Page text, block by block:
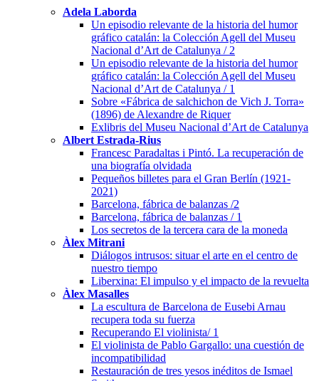
Adela Laborda
Un episodio relevante de la historia del humor
gráfico catalán: la Colección Agell del Museu
Nacional d’Art de Catalunya / 2
Un episodio relevante de la historia del humor
gráfico catalán: la Colección Agell del Museu
Nacional d’Art de Catalunya / 1
Sobre «Fábrica de salchichon de Vich J. Torra»
(1896) de Alexandre de Riquer
Exlibris del Museu Nacional d’Art de Catalunya
Albert Estrada-Rius
Francesc Paradaltas i Pintó. La recuperación de
una biografía olvidada
Pequeños billetes para el Gran Berlín (1921-
2021)
Barcelona, fábrica de balanzas /2
Barcelona, fábrica de balanzas / 1
Los secretos de la tercera cara de la moneda
Àlex Mitrani
Diálogos intrusos: situar el arte en el centro de
nuestro tiempo
Liberxina: El impulso y el impacto de la revuelta
Àlex Masalles
La escultura de Barcelona de Eusebi Arnau
recupera toda su fuerza
Recuperando El violinista/ 1
El violinista de Pablo Gargallo: una cuestión de
incompatibilidad
Restauración de tres yesos inéditos de Ismael